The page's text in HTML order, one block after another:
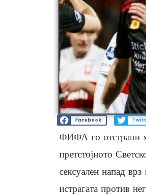
Facebook
ФИФА го отстрани
претстојното
сексуален напад
истрагата против